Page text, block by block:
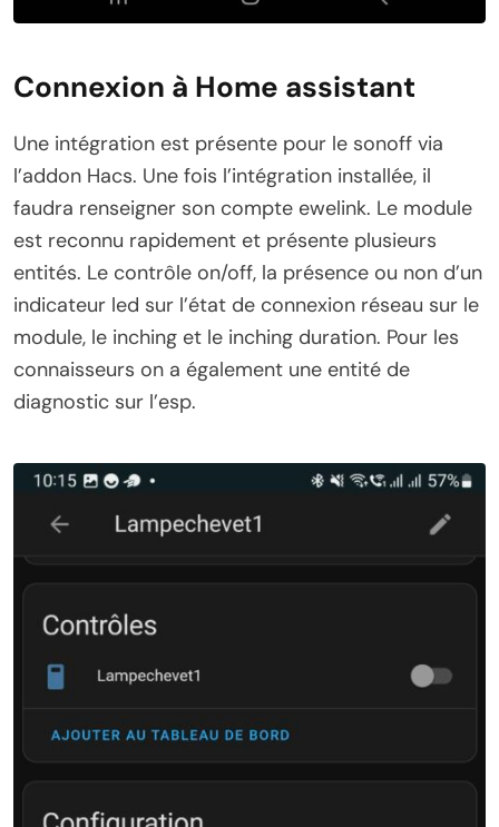
Connexion à Home assistant
Une intégration est présente pour le sonoff via
l’addon Hacs. Une fois l’intégration installée, il
faudra renseigner son compte ewelink. Le module
est reconnu rapidement et présente plusieurs
entités. Le contrôle on/off, la présence ou non d’un
indicateur led sur l’état de connexion réseau sur le
module, le inching et le inching duration. Pour les
connaisseurs on a également une entité de
diagnostic sur l’esp.